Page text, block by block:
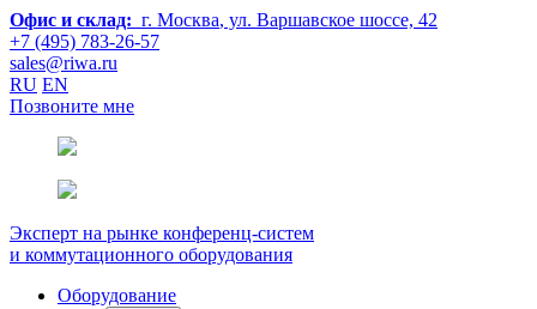
Офис и склад: г. Москва, ул. Варшавское шоссе, 42
+7 (495) 783-26-57
sales@riwa.ru
RU EN
Позвоните мне
Эксперт на рынке конференц-систем
и коммутационного оборудования
Оборудование